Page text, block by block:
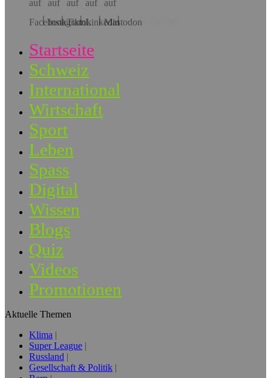
Hol dir die App!
Startseite
Schweiz
International
Wirtschaft
Sport
Leben
Spass
Digital
Wissen
Blogs
Quiz
Videos
Promotionen
Aktuelle Themen
Klima
Super League
Russland
Gesellschaft & Politik